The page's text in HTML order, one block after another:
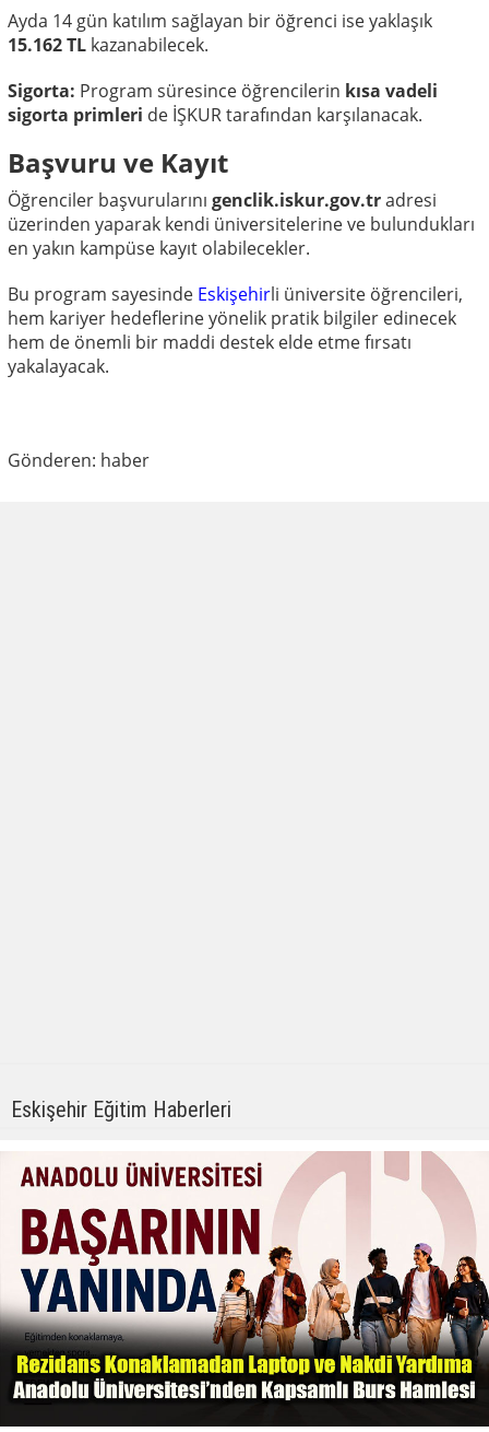
Ayda 14 gün katılım sağlayan bir öğrenci ise yaklaşık
15.162 TL kazanabilecek.
Sigorta: Program süresince öğrencilerin kısa vadeli
sigorta primleri de İŞKUR tarafından karşılanacak.
Başvuru ve Kayıt
Öğrenciler başvurularını genclik.iskur.gov.tradresi
üzerinden yaparak kendi üniversitelerine ve bulundukları
en yakın kampüse kayıt olabilecekler.
Bu program sayesinde Eskişehirli üniversite öğrencileri,
hem kariyer hedeflerine yönelik pratik bilgiler edinecek
hem de önemli bir maddi destek elde etme fırsatı
yakalayacak.
Gönderen: haber
Eskişehir Eğitim Haberleri